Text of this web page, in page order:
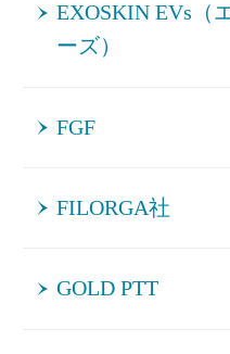
EXOSKIN EVs（
ーズ）
FGF
FILORGA社
GOLD PTT